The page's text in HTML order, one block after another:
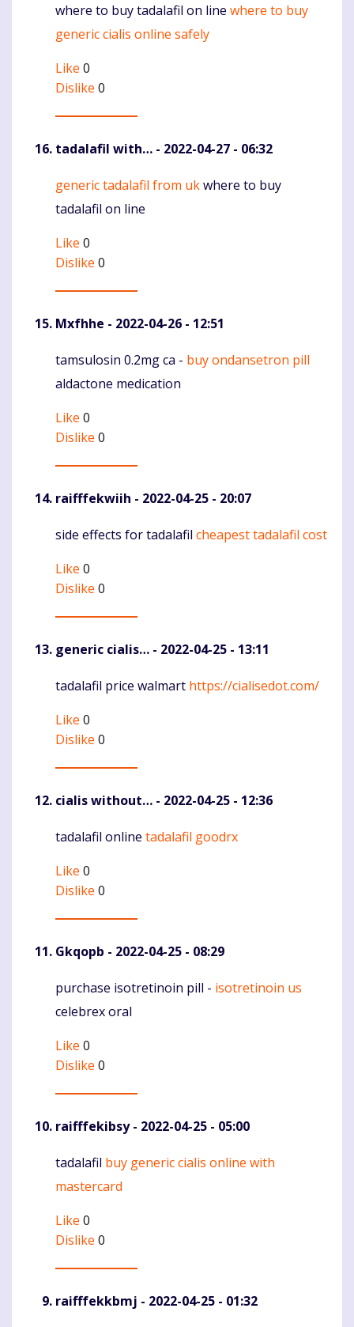
Komentaras
where to buy tadalafil on line where to buy
generic cialis online safely
Like 0
Dislike 0
tadalafil with… - 2022-04-27 - 06:32
Komentaras
generic tadalafil from ukwhere to buy
tadalafil on line
Like 0
Dislike 0
Mxfhhe - 2022-04-26 - 12:51
Komentaras
tamsulosin 0.2mg ca - buy ondansetron pill
aldactone medication
Like 0
Dislike 0
raifffekwiih - 2022-04-25 - 20:07
Komentaras
side effects for tadalafil cheapest tadalafil cost
Like 0
Dislike 0
generic cialis… - 2022-04-25 - 13:11
Komentaras
tadalafil price walmart https://cialisedot.com/
Like 0
Dislike 0
cialis without… - 2022-04-25 - 12:36
Komentaras
tadalafil online tadalafil goodrx
Like 0
Dislike 0
Gkqopb - 2022-04-25 - 08:29
Komentaras
purchase isotretinoin pill - isotretinoin us
celebrex oral
Like 0
Dislike 0
raifffekibsy- 2022-04-25 - 05:00
Komentaras
tadalafil buy generic cialis online with
mastercard
Like 0
Dislike 0
raifffekkbmj - 2022-04-25 - 01:32